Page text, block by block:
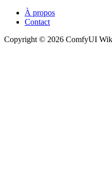
À propos
Contact
Copyright © 2026 ComfyUI